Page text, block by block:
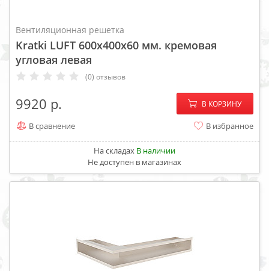
Вентиляционная решетка
Kratki LUFT 600x400x60 мм. кремовая
угловая левая
(0) отзывов
9920 − +
В КОРЗИНУ
В сравнение В избранное
На складах В наличии
Не доступен в магазинах